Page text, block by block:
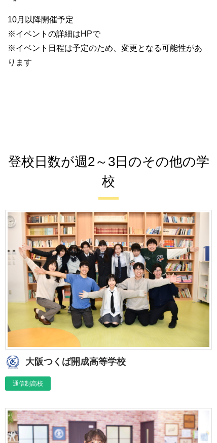
10月以降開催予定
※イベントの詳細はHPで
※イベント日程は予定のため、変更となる可能性があ
ります
登校日数が週2～3日のその他の学
校
大阪つくば開成高等学校
通信制高校